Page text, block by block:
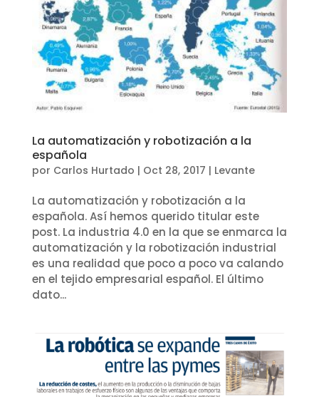
La automatización y robotización a la
española
por Carlos Hurtado | Oct 28, 2017 | Levante
La automatización y robotización a la
española. Así hemos querido titular este
post. La industria 4.0 en la que se enmarca la
automatización y la robotización industrial
es una realidad que poco a poco va calando
en el tejido empresarial español. El último
dato...